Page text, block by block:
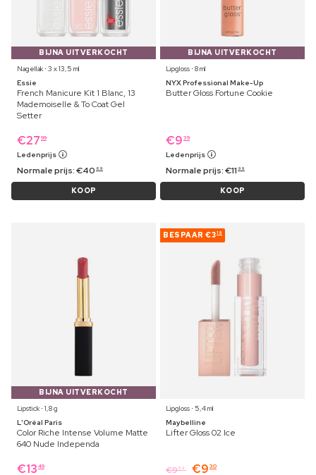
BIJNA UITVERKOCHT
Nagellak ⋅ 3 x 13,5 ml
Essie
French Manicure Kit 1 Blanc, 13
Mademoiselle & To Coat Gel
Setter
€27 99
Ledenprijs
Normale prijs:€40 69
KOOP
BIJNA UITVERKOCHT
Lipgloss ⋅ 8 ml
NYX Professional Make-Up
Butter Gloss Fortune Cookie
€9 39
Ledenprijs
Normale prijs:€11 99
KOOP
BIJNA UITVERKOCHT
Lipstick ⋅ 1,8 g
L'Oréal Paris
Color Riche Intense Volume Matte
640 Nude Independa
€13 49
BESPAAR €319
Lipgloss ⋅ 5,4 ml
Maybelline
Lifter Gloss 02 Ice
€959 €9 30